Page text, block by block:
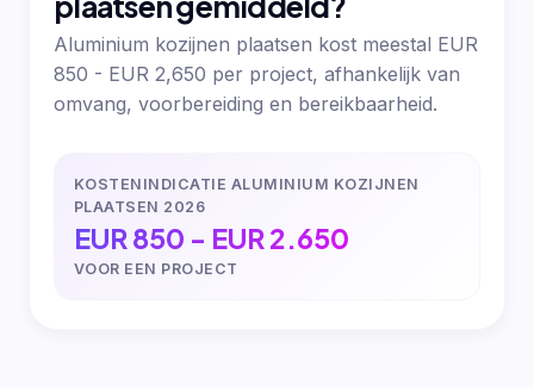
Aluminium kozijnen plaatsen kost meestal EUR
850 - EUR 2,650 per project, afhankelijk van
omvang, voorbereiding en bereikbaarheid.
KOSTENINDICATIE ALUMINIUM KOZIJNEN
PLAATSEN 2026
EUR 850 - EUR 2.650
VOOR EEN PROJECT